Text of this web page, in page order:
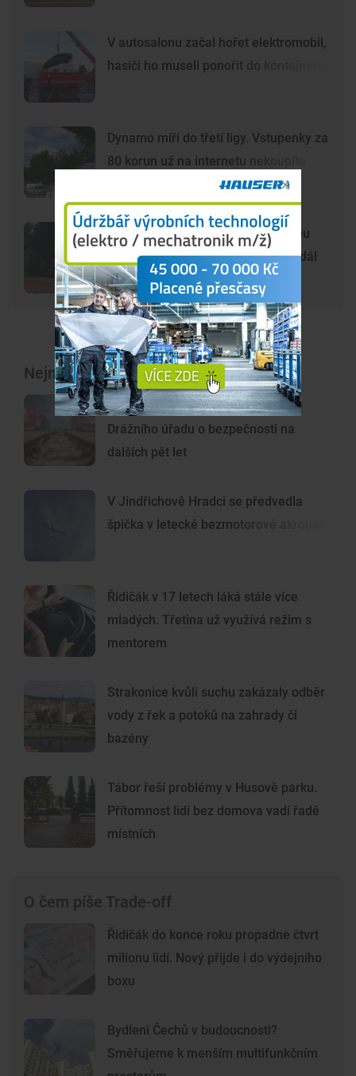
V autosalonu začal hořet elektromobil,
hasiči ho museli ponořit do kontejneru
Dynamo míří do třetí ligy. Vstupenky za
80 korun už na internetu nekoupíte
Šelma na jihu Čech? Záběry mohou
zachycovat kočku, policie hlášení dál
prověřuje
Nejnovější články
Úzkokolejka získala osvědčení
Drážního úřadu o bezpečnosti na
dalších pět let
V Jindřichově Hradci se předvedla
špička v letecké bezmotorové akrobacii
Řidičák v 17 letech láká stále více
mladých. Třetina už využívá režim s
mentorem
Strakonice kvůli suchu zakázaly odběr
vody z řek a potoků na zahrady či
bazény
Tábor řeší problémy v Husově parku.
Přítomnost lidí bez domova vadí řadě
místních
O čem píše Trade-off
Řidičák do konce roku propadne čtvrt
milionu lidí. Nový přijde i do výdejního
boxu
Bydlení Čechů v budoucnosti?
Směřujeme k menším multifunkčním